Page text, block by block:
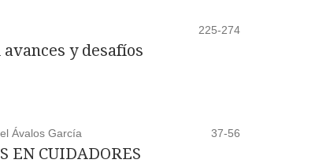
225-274
y desafíos
Ávalos García 37-56
EN CUIDADORES